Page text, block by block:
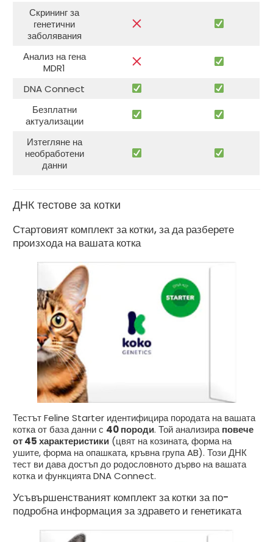
Скрининг за
генетични
заболявания
Анализ на гена
MDR1
DNA Connect
Безплатни
актуализации
Изтегляне на
необработени
данни
ДНК тестове за котки
Стартовият комплект за котки, за да разберете
произхода на вашата котка
Тестът Feline Starter идентифицира породата на вашата
котка от база данни с 40 породи. Той анализираповече
от 45 характеристики (цвят на козината, форма на
ушите, форма на опашката, кръвна група AB). Този ДНК
тест ви дава достъп до родословното дърво на вашата
котка и функцията DNA Connect.
Усъвършенстваният комплект за котки за по-
подробна информация за здравето и генетиката